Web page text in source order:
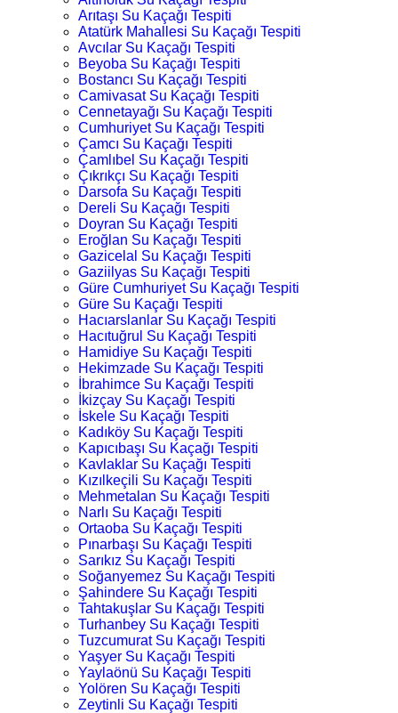
Arıtaşı Su Kaçağı Tespiti
Atatürk Mahallesi Su Kaçağı Tespiti
Avcılar Su Kaçağı Tespiti
Beyoba Su Kaçağı Tespiti
Bostancı Su Kaçağı Tespiti
Camivasat Su Kaçağı Tespiti
Cennetayağı Su Kaçağı Tespiti
Cumhuriyet Su Kaçağı Tespiti
Çamcı Su Kaçağı Tespiti
Çamlıbel Su Kaçağı Tespiti
Çıkrıkçı Su Kaçağı Tespiti
Darsofa Su Kaçağı Tespiti
Dereli Su Kaçağı Tespiti
Doyran Su Kaçağı Tespiti
Eroğlan Su Kaçağı Tespiti
Gazicelal Su Kaçağı Tespiti
Gaziilyas Su Kaçağı Tespiti
Güre Cumhuriyet Su Kaçağı Tespiti
Güre Su Kaçağı Tespiti
Hacıarslanlar Su Kaçağı Tespiti
Hacıtuğrul Su Kaçağı Tespiti
Hamidiye Su Kaçağı Tespiti
Hekimzade Su Kaçağı Tespiti
İbrahimce Su Kaçağı Tespiti
İkizçay Su Kaçağı Tespiti
İskele Su Kaçağı Tespiti
Kadıköy Su Kaçağı Tespiti
Kapıcıbaşı Su Kaçağı Tespiti
Kavlaklar Su Kaçağı Tespiti
Kızılkeçili Su Kaçağı Tespiti
Mehmetalan Su Kaçağı Tespiti
Narlı Su Kaçağı Tespiti
Ortaoba Su Kaçağı Tespiti
Pınarbaşı Su Kaçağı Tespiti
Sarıkız Su Kaçağı Tespiti
Soğanyemez Su Kaçağı Tespiti
Şahindere Su Kaçağı Tespiti
Tahtakuşlar Su Kaçağı Tespiti
Turhanbey Su Kaçağı Tespiti
Tuzcumurat Su Kaçağı Tespiti
Yaşyer Su Kaçağı Tespiti
Yaylaönü Su Kaçağı Tespiti
Yolören Su Kaçağı Tespiti
Zeytinli Su Kaçağı Tespiti